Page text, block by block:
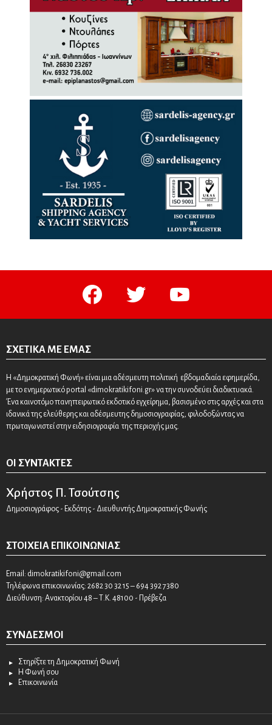
facebook twitter youtube
ΣΧΕΤΙΚΆ ΜΕ ΕΜΆΣ
Η «Δημοκρατική Φωνή» είναι μια αδέσμευτη πολιτική εβδομαδιαία εφημερίδα,
με το ενημερωτικό portal «dimokratikifoni.gr» να την συνοδεύει διαδικτυακά.
Ένα καινοτόμο πανηπειρωτικό εκδοτικό εγχείρημα, βασισμένο στις αρχές και στα
ιδανικά της ελεύθερης και αδέσμευτης δημοσιογραφίας, φιλοδοξώντας να
πρωταγωνιστεί στην ειδησιογραφία της περιοχής μας.
ΟΙ ΣΥΝΤΆΚΤΕΣ
Χρήστος Π. Τσούτσης
Δημοσιογράφος - Εκδότης - Διευθυντής Δημοκρατικής Φωνής
ΣΤΟΙΧΕΊΑ ΕΠΙΚΟΙΝΩΝΊΑΣ
Email: dimokratikifoni@gmail.com
Τηλέφωνα επικοινωνίας: 2682 30 32 15 – 694 392 7380
Διεύθυνση: Ανακτορίου 48 – Τ.Κ. 48100 - Πρέβεζα
ΣΎΝΔΕΣΜΟΙ
Στηρίξτε τη Δημοκρατική Φωνή
Η Φωνή σου
Επικοινωνία